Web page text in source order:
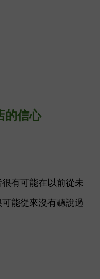
的信心
有可能在以前從未
能從來沒有聽說過